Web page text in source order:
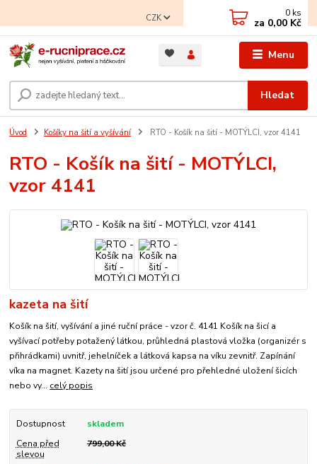
Menu
CZK
Hledat
0 ks
za 0,00 Kč
Úvod Košíky na šití a vyšívání RTO - Košík na šití - MOTÝLCI, vzor 4141
RTO - Košík na šití - MOTÝLCI,
vzor 4141
kazeta na šití
Košík na šití, vyšívání a jiné ruční práce - vzor č. 4141 Košík na šicí a
vyšívací potřeby potažený látkou, průhledná plastová vložka (organizér s
přihrádkami) uvnitř, jehelníček a látková kapsa na víku zevnitř. Zapínání
víka na magnet. Kazety na šití jsou určené pro přehledné uložení šicích
nebo vy... celý popis
Dostupnost
skladem
Cena před
slevou
799,00 Kč